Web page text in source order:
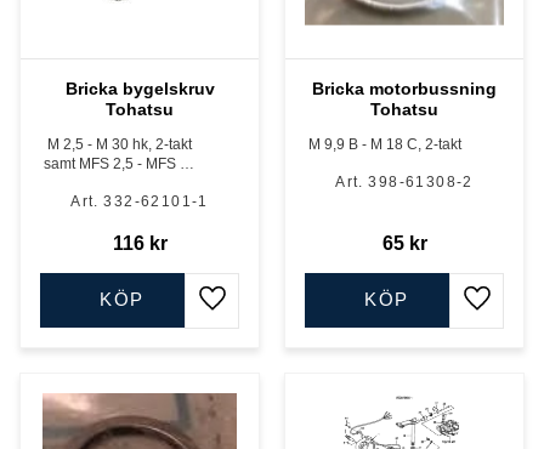
Bricka bygelskruv
Tohatsu
M 2,5 - M 30 hk, 2-takt
samt MFS 2,5 - MFS 30
332-62101-1
116kr
Lägg till i favoriter
KÖP
Bricka motorbussning
Tohatsu
M 9,9 B - M 18 C, 2-takt
398-61308-2
65kr
Lägg
KÖP